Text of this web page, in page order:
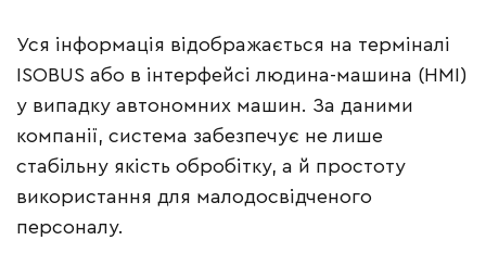
Уся інформація відображається на терміналі
ISOBUS або в інтерфейсі людина-машина (HMI)
у випадку автономних машин. За даними
компанії, система забезпечує не лише
стабільну якість обробітку, а й простоту
використання для малодосвідченого
персоналу.